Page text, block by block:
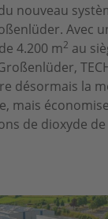
nouveau
Avec
4.200 m2 au
désormais la
mais
de dioxyde